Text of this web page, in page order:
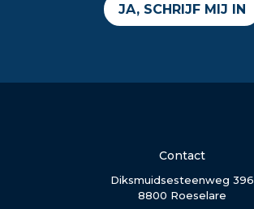
JA, SCHRIJF MIJ IN
Contact
Diksmuidsesteenweg 396
8800 Roeselare